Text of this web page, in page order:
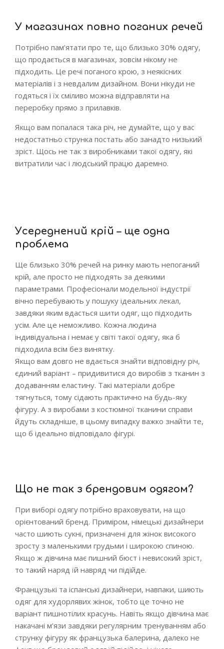
У магазинах повно поганих речей
Потрібно пам’ятати про те, що близько 30% одягу,
що продається в магазинах, зовсім нікому не
підходить. Це речі поганого крою, з неякісних
матеріалів і з невдалим дизайном. Вони нікуди не
годяться і їх сміливо можна відправляти на
переробку прямо з прилавків.
Якщо вам попалася така річ, не думайте, що у вас
недостатньо струнка постать або занадто низький
зріст. Щось не так з виробниками такої одягу, які
витратили час і людський працю даремно.
Усереднений крій – ще одна
проблема
Ще близько 30% речей на ринку мають непоганий
крій, але просто не підходять за деякими
параметрами. Професіонали модельної індустрії
вічно перебувають у пошуку ідеальних лекал,
завдяки яким вдасться шити одяг, що підходить
усім. Але це неможливо. Кожна людина
індивідуальна і немає у світі такої одягу, яка б
підходила всім без винятку.
Якщо вам довго не вдається знайти відповідну річ,
єдиний варіант – придивитися до виробів з тканин з
додаванням еластину. Такі матеріали добре
тягнуться, тому сідають практично на будь-яку
фігуру. А з виробами з костюмної тканини справи
йдуть складніше, в цьому випадку важко знайти те,
що б ідеально відповідало фігурі.
Що не так з брендовим одягом?
При виборі одягу потрібно враховувати, на що
орієнтований бренд. Приміром, німецькі дизайнери
часто шиють сукні, призначені для жінок високого
зросту з маленькими грудьми і широкою спиною.
Якщо ж дівчина має пишний бюст і невисокий зріст,
то такий наряд їй навряд чи підійде.
Французькі та іспанські дизайнери, навпаки, шиють
одяг для худорлявих жінок, тобто це точно не
варіант пишнотілих красунь. Навіть якщо дівчина має
накачані м’язи завдяки регулярним тренуванням або
струнку фігуру як французька балерина, далеко не